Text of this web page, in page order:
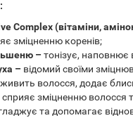
Complex (вітаміни,
зміцненню коренів;
– тонізує, наповнює
– відомий своїми
волосся, додає
сприяє зміцненню волосся
та допомагає